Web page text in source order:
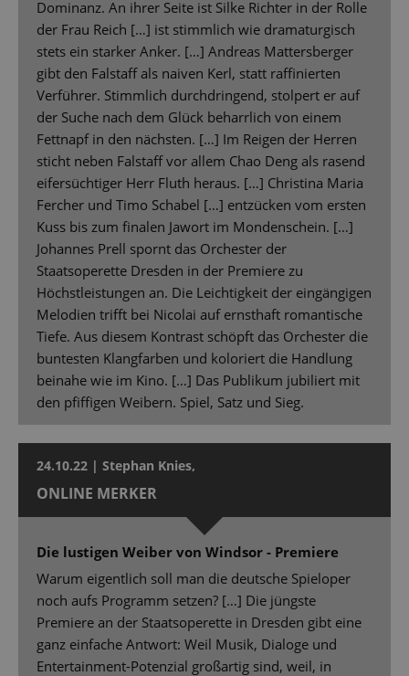
Dominanz. An ihrer Seite ist Silke Richter in der Rolle
der Frau Reich […] ist stimmlich wie dramaturgisch
stets ein starker Anker. […] Andreas Mattersberger
gibt den Falstaff als naiven Kerl, statt raffinierten
Verführer. Stimmlich durchdringend, stolpert er auf
der Suche nach dem Glück beharrlich von einem
Fettnapf in den nächsten. […] Im Reigen der Herren
sticht neben Falstaff vor allem Chao Deng als rasend
eifersüchtiger Herr Fluth heraus. […] Christina Maria
Fercher und Timo Schabel […] entzücken vom ersten
Kuss bis zum finalen Jawort im Mondenschein. […]
Johannes Prell spornt das Orchester der
Staatsoperette Dresden in der Premiere zu
Höchstleistungen an. Die Leichtigkeit der eingängigen
Melodien trifft bei Nicolai auf ernsthaft romantische
Tiefe. Aus diesem Kontrast schöpft das Orchester die
buntesten Klangfarben und koloriert die Handlung
beinahe wie im Kino. […] Das Publikum jubiliert mit
den pfiffigen Weibern. Spiel, Satz und Sieg.
24.10.22 | Stephan Knies,
ONLINE MERKER
Die lustigen Weiber von Windsor - Premiere
Warum eigentlich soll man die deutsche Spieloper
noch aufs Programm setzen? […] Die jüngste
Premiere an der Staatsoperette in Dresden gibt eine
ganz einfache Antwort: Weil Musik, Dialoge und
Entertainment-Potenzial großartig sind, weil, in